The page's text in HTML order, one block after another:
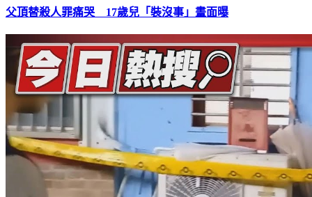
父頂替殺人罪痛哭 17歲兒「裝沒事」畫面曝